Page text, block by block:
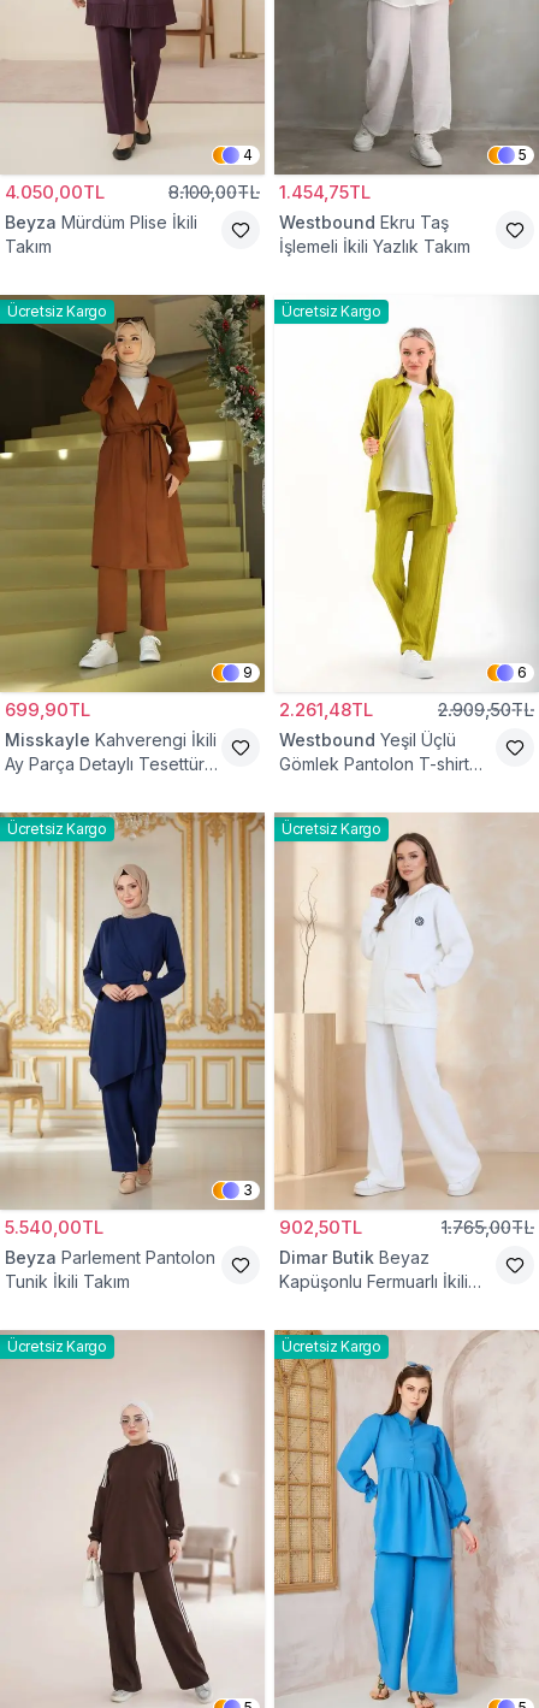
4
4.050,00TL 8.100,00TL
Beyza Mürdüm Plise İkili
Takım
5
1.454,75TL
Westbound Ekru Taş
İşlemeli İkili Yazlık Takım
Ücretsiz Kargo
9
699,90TL
Misskayle Kahverengi İkili
Ay Parça Detaylı Tesettür
Ücretsiz Kargo
6
2.261,48TL 2.909,50TL
Westbound Yeşil Üçlü
Gömlek Pantolon T-shirt
Ücretsiz Kargo
3
5.540,00TL
Beyza Parlement Pantolon
Tunik İkili Takım
Ücretsiz Kargo
902,50TL 1.765,00TL
Dimar Butik Beyaz
Kapüşonlu Fermuarlı İkili
Ücretsiz Kargo Ücretsiz Kargo